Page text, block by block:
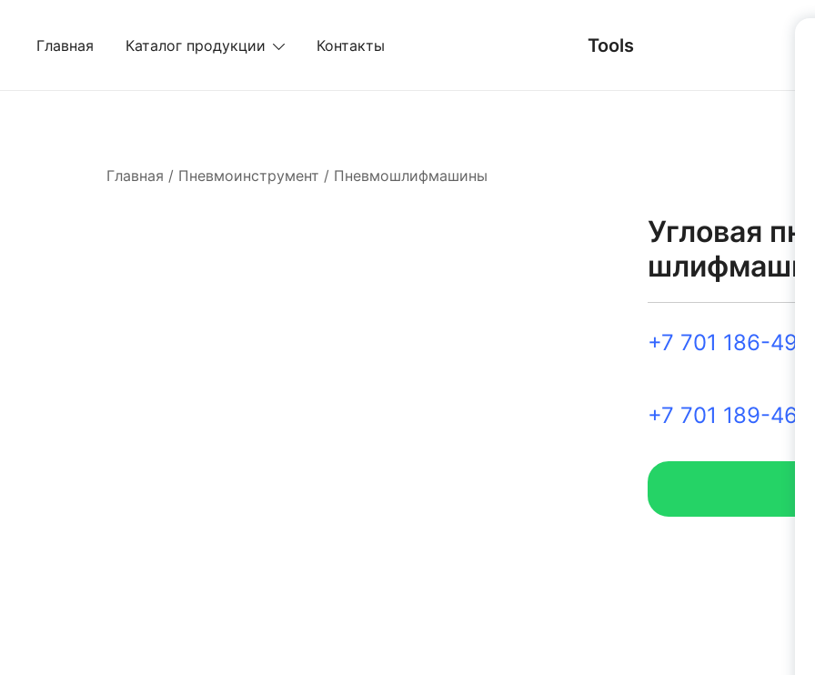
Главная Каталог продукции Контакты Tools
Главная / Пневмоинструмент / Пневмошлифмашины
Угловая
+7 701 186-49-
+7 701 189-46-